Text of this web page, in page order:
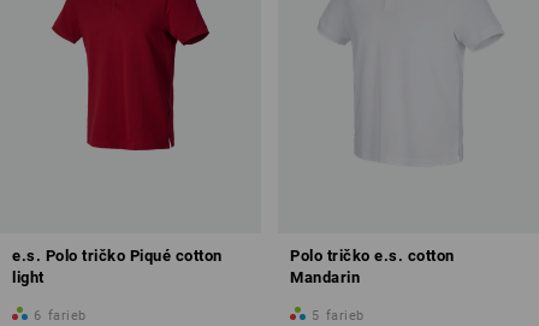
e.s. Polo tričko Piqué cotton
light
6 farieb
Polo tričko e.s. cotton
Mandarin
5 farieb